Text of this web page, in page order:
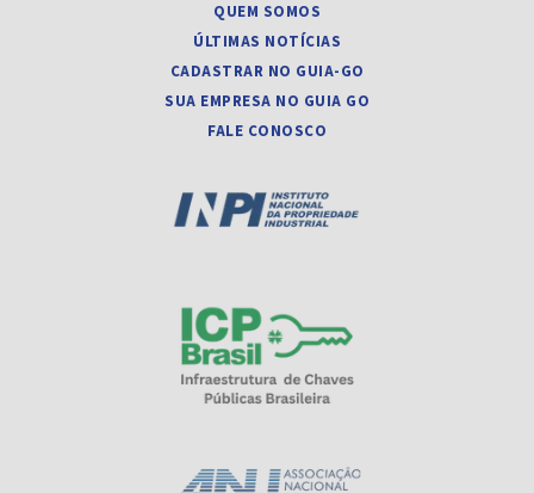
QUEM SOMOS
ÚLTIMAS NOTÍCIAS
CADASTRAR NO GUIA-GO
SUA EMPRESA NO GUIA GO
FALE CONOSCO